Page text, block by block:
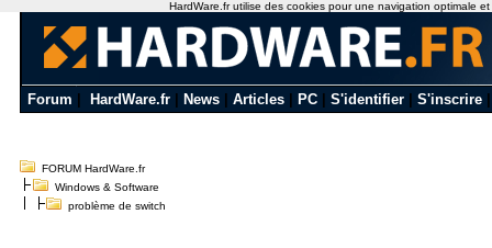
Forum HardWare.fr News Articles PC S'identifier S'inscrire
FORUM HardWare.fr
Windows & Software
problème de switch
HardWare.fr utilise des cookies pour une navigation optimale